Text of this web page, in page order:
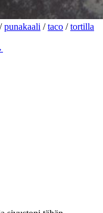
/punakaali /taco /tortilla